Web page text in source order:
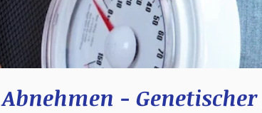
Abnehmen -